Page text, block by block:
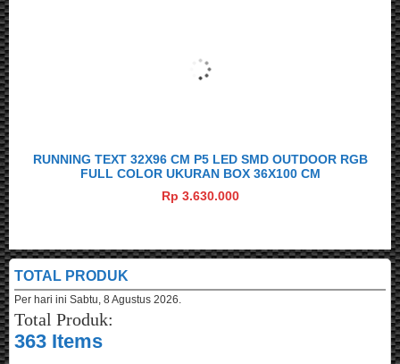
RUNNING TEXT 32X96 CM P5 LED SMD OUTDOOR RGB
FULL COLOR UKURAN BOX 36X100 CM
Rp 3.630.000
TOTAL PRODUK
Per hari ini Sabtu, 8 Agustus 2026.
Total Produk:
363 Items